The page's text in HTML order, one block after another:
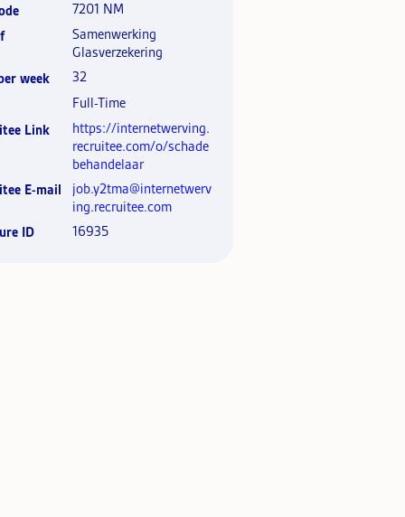
7201 NM
Samenwerking
Glasverzekering
week
32
Full-Time
Link
https://internetwerving.
recruitee.com/o/schade
behandelaar
E-mail
job.y2tma@internetwerv
ing.recruitee.com
ID
16935